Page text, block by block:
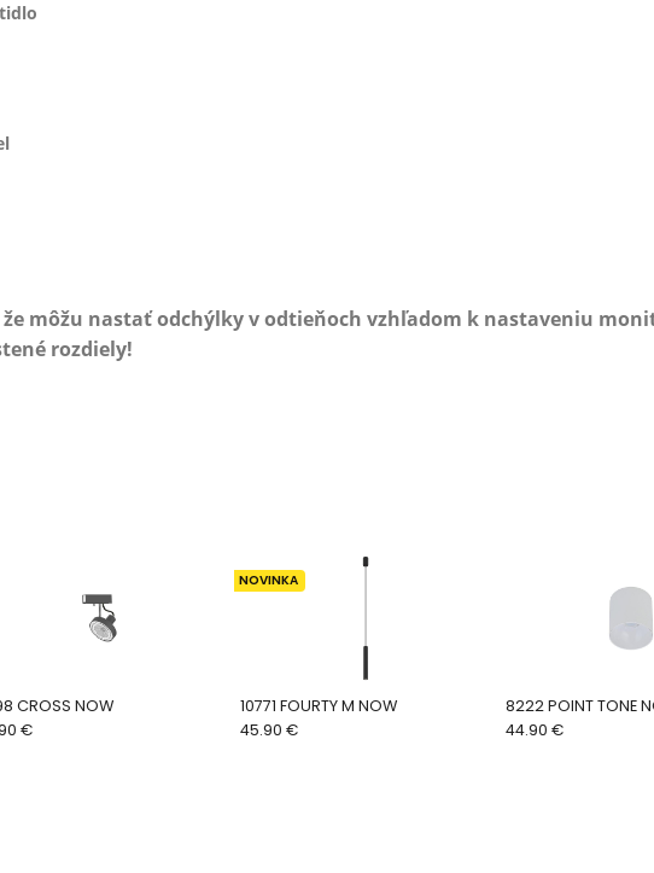
môžu nastať odchýlky v odtieňoch vzhľadom k nastaveniu
rozdiely!
CROSS NOW
€
10771 FOURTY M NOW
NOVINKA
45.90 €
8222 POINT TONE
44.90 €